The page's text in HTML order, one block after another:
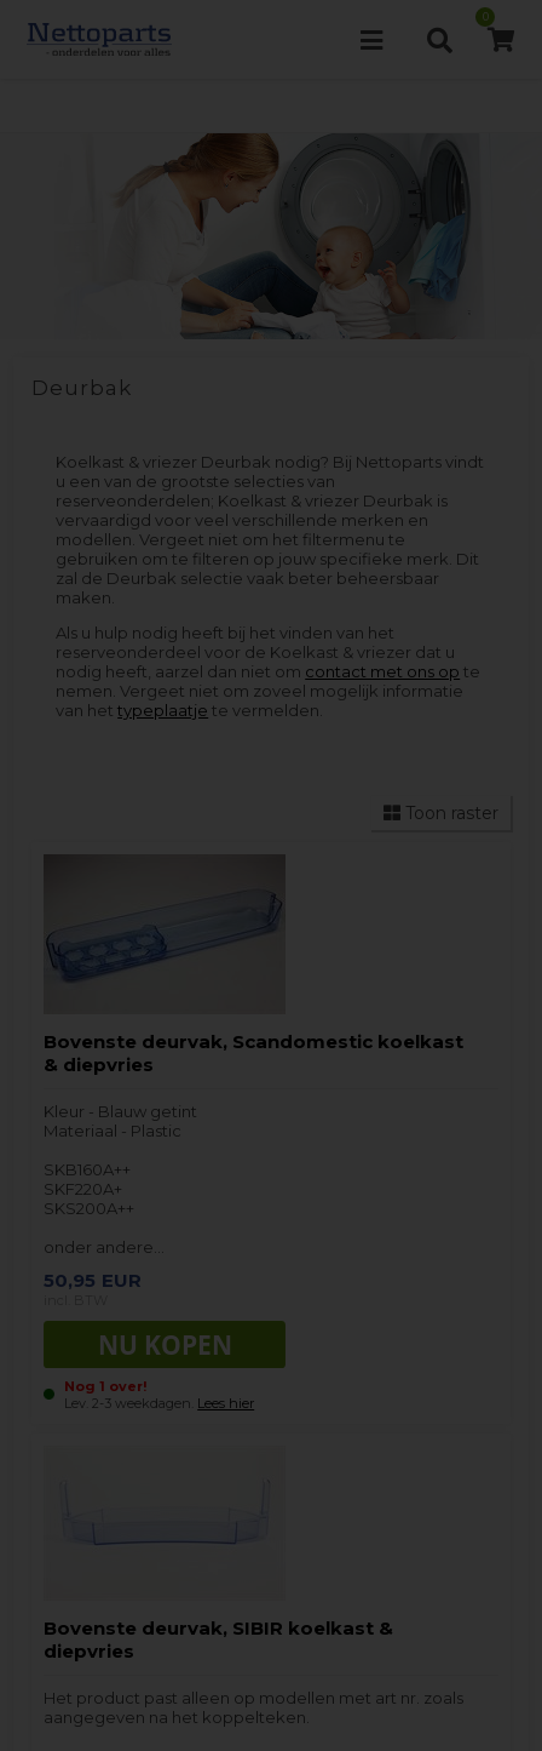
0
Deurbak
Koelkast & vriezer Deurbak nodig? Bij Nettoparts vindt
u een van de grootste selecties van
reserveonderdelen; Koelkast & vriezer Deurbak is
vervaardigd voor veel verschillende merken en
modellen. Vergeet niet om het filtermenu te
gebruiken om te filteren op jouw specifieke merk. Dit
zal de Deurbak selectie vaak beter beheersbaar
maken.
Als u hulp nodig heeft bij het vinden van het
reserveonderdeel voor de Koelkast & vriezer dat u
nodig heeft, aarzel dan niet om contact met ons op te
nemen. Vergeet niet om zoveel mogelijk informatie
van hettypeplaatje te vermelden.
Toon raster
Bovenste deurvak, Scandomestic koelkast
& diepvries
Kleur - Blauw getint
Materiaal - Plastic
SKB160A++
SKF220A+
SKS200A++
onder andere…
50,95 EUR
Nog 1 over!
Lev. 2-3 weekdagen. Lees hier
Bovenste deurvak, SIBIR koelkast &
diepvries
Het product past alleen op modellen met art nr. zoals
aangegeven na het koppelteken.